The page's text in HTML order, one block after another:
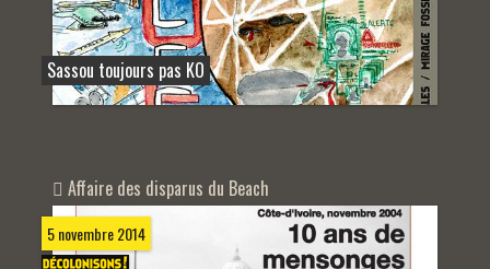
Sassou toujours pas KO
Affaire des disparus du Beach
5 novembre 2014